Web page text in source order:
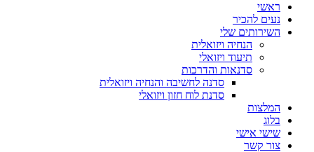
ראשי
נעים להכיר
השירותים שלי
הנחיה ויזואלית
תיעוד ויזואלי
סדנאות והדרכות
סדנה לחשיבה והנחיה ויזואלית
סדנת לוח חזון ויזואלי
המלצות
בלוג
שישי אישי
צור קשר